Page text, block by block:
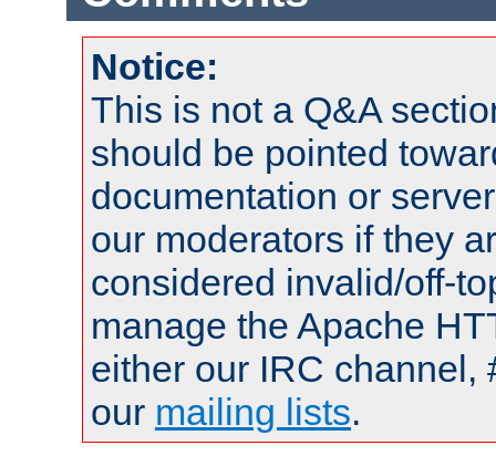
Notice:
This is not a Q&A
should be pointed
documentation or
our moderators if they
considered invalid/off-
manage the Apache
either our IRC channel,
our mailing lists.